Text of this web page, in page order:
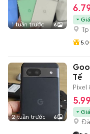
1 tuần trước 6
5.0
2 tuần trước 6
Tế
Pixel